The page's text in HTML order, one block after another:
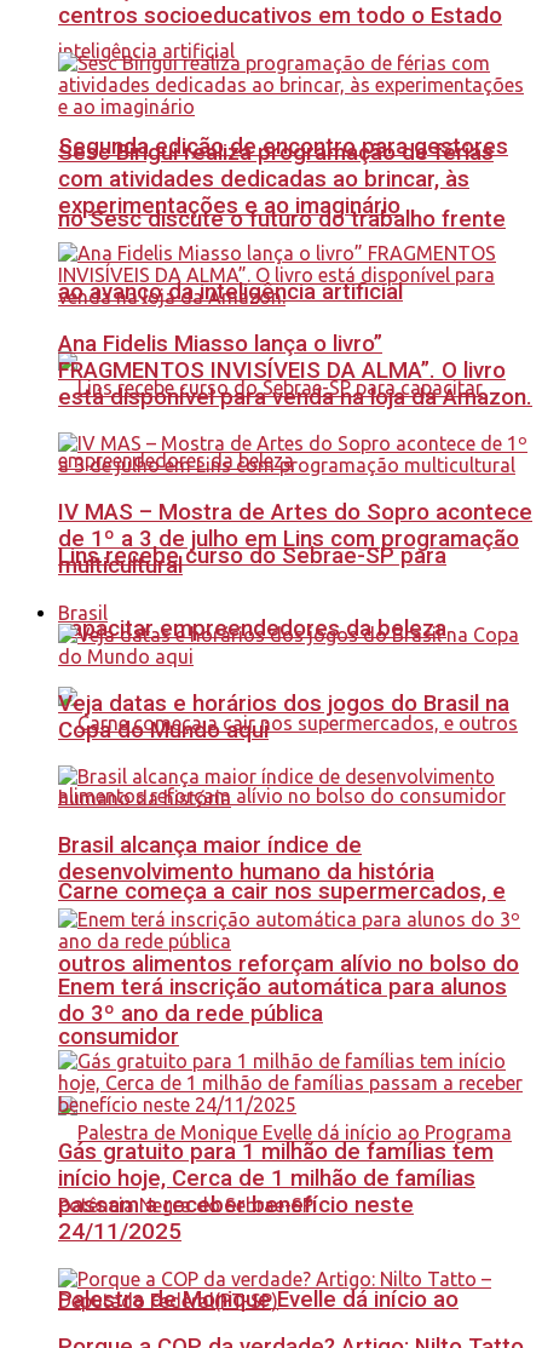
Segunda edição de encontro para gestores
no Sesc discute o futuro do trabalho frente
ao avanço da inteligência artificial
Lins recebe curso do Sebrae-SP para
capacitar empreendedores da beleza
Carne começa a cair nos supermercados, e
outros alimentos reforçam alívio no bolso do
consumidor
Palestra de Monique Evelle dá início ao
centros socioeducativos em todo o Estado
Sesc Birigui realiza programação de férias
com atividades dedicadas ao brincar, às
experimentações e ao imaginário
Ana Fidelis Miasso lança o livro”
FRAGMENTOS INVISÍVEIS DA ALMA”. O livro
está disponível para venda na loja da Amazon.
IV MAS – Mostra de Artes do Sopro acontece
de 1º a 3 de julho em Lins com programação
multicultural
Brasil
Veja datas e horários dos jogos do Brasil na
Copa do Mundo aqui
Brasil alcança maior índice de
desenvolvimento humano da história
Enem terá inscrição automática para alunos
do 3º ano da rede pública
Gás gratuito para 1 milhão de famílias tem
início hoje, Cerca de 1 milhão de famílias
passam a receber benefício neste
24/11/2025